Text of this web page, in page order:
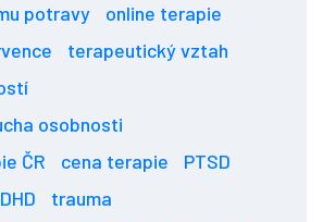
potravy
online terapie
terapeutický vztah
osobnosti
ČR
cena terapie
PTSD
trauma